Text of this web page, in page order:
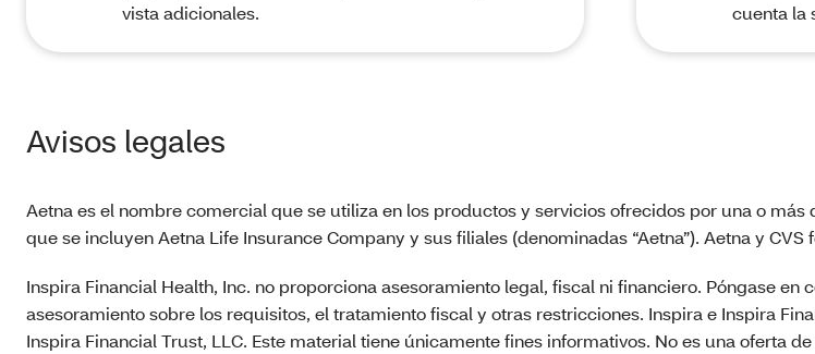
vista adicionales.
cuenta la
Avisos legales
Aetna es el nombre comercial que se utiliza en los productos y servicios ofrecidos por una o
que se incluyen Aetna Life Insurance Company y sus filiales (denominadas “Aetna”). Aetna y
Inspira Financial Health, Inc. no proporciona asesoramiento legal, fiscal ni financiero. Póngase en
asesoramiento sobre los requisitos, el tratamiento fiscal y otras restricciones. Inspira e Inspira
Inspira Financial Trust, LLC. Este material tiene únicamente fines informativos. No es una oferta